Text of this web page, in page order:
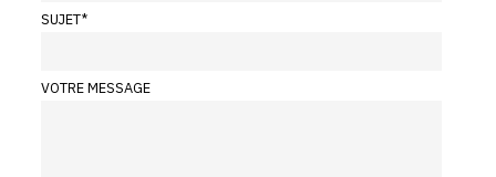
SUJET*
VOTRE MESSAGE